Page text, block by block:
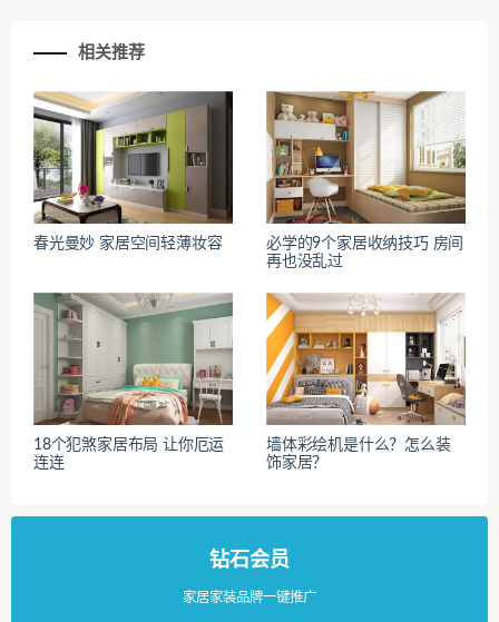
相关推荐
春光曼妙 家居空间轻薄妆容
必学的9个家居收纳技巧 房间
再也没乱过
18个犯煞家居布局 让你厄运
连连
墙体彩绘机是什么？怎么装
饰家居？
钻石会员
家居家装品牌一键推广